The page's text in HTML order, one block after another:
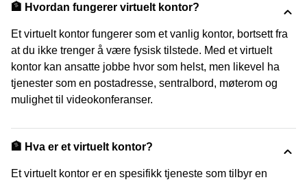
🏦 Hvordan fungerer virtuelt kontor?
Et virtuelt kontor fungerer som et vanlig kontor, bortsett fra
at du ikke trenger å være fysisk tilstede. Med et virtuelt
kontor kan ansatte jobbe hvor som helst, men likevel ha
tjenester som en postadresse, sentralbord, møterom og
mulighet til videokonferanser.
🏦 Hva er et virtuelt kontor?
Et virtuelt kontor er en spesifikk tjeneste som tilbyr en